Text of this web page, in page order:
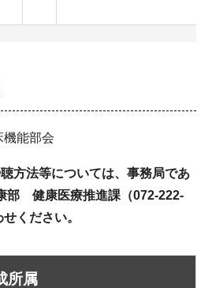
機能部会
方法等については、事務局であ
部 健康医療推進課（072-222-
ください。
所属